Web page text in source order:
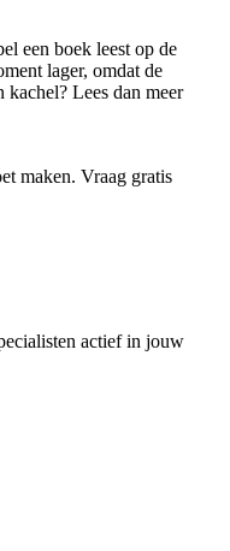
een boek leest op de
lager, omdat de
Lees dan meer
maken. Vraag gratis
actief in jouw